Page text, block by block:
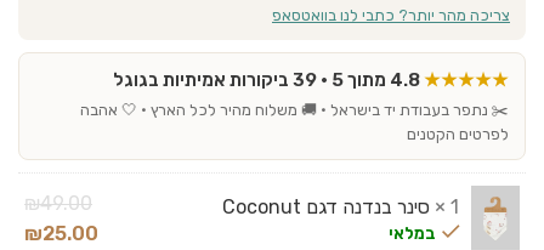
צריכה מהר יותר? כתבי לנו בוואטסאפ
★★★★★
✂️ נתפר בעבודת יד בישראל · 🚚 משלוח מהיר לכל הארץ · 🤍 אהבה
לפרטים הקטנים
1 × סינר בנדנה דגם Coconut
במלאי
₪49.00
₪25.00